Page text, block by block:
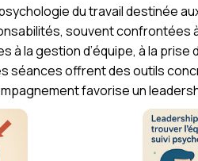
du travail destinée
souvent confrontées
à la gestion d’équipe, à la
séances offrent des outils
favorise un